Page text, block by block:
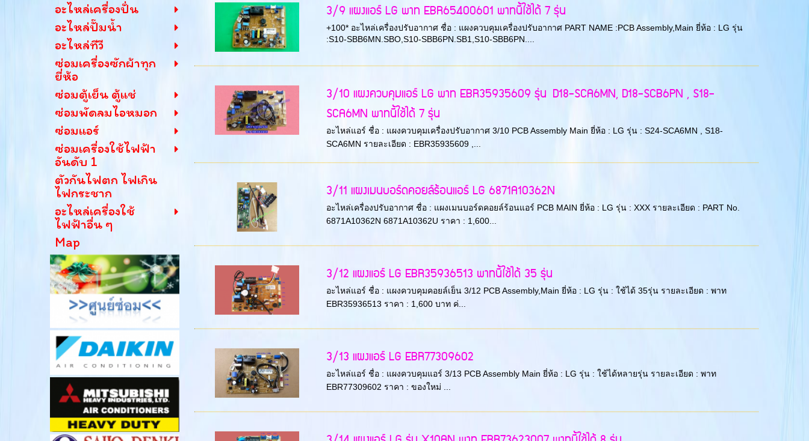
อะไหล่เครื่องปั่น
อะไหล่ปั๊มน้ำ
อะไหล่ทีวี
ซ่อมเครื่องซักผ้าทุก
ยี่ห้อ
ซ่อมตู้เย็น ตู้แช่
ซ่อมพัดลมไอหมอก
ซ่อมแอร์
ซ่อมเครื่องใช้ไฟฟ้า
อันดับ 1
ตัวกันไฟตก ไฟเกิน
ไฟกระชาก
อะไหล่เครื่องใช้
ไฟฟ้าอื่น ๆ
Map
3/9 แผงแอร์ LG พาท EBR65400601 พาทนี้ใช้ได้ 7 รุ่น
+100* อะไหล่เครื่องปรับอากาศ ชื่อ : แผงควบคุมเครื่องปรับอากาศ PART NAME :PCB Assembly,Main ยี่ห้อ : LG รุ่น
:S10-SBB6MN.SBO,S10-SBB6PN.SB1,S10-SBB6PN....
3/10 แผงควบคุมแอร์ LG พาท EBR35935609 รุ่น D18-SCA6MN, D18-SCB6PN , S18-
SCA6MN พาทนี้ใช้ได้ 7 รุ่น
อะไหล่แอร์ ชื่อ : แผงควบคุมเครื่องปรับอากาศ 3/10 PCB Assembly Main ยี่ห้อ : LG รุ่น : S24-SCA6MN , S18-
SCA6MN รายละเอียด : EBR35935609 ,...
3/11 แผงเมนบอร์ดคอยล์ร้อนแอร์ LG 6871A10362N
อะไหล่เครื่องปรับอากาศ ชื่อ : แผงเมนบอร์ดคอยล์ร้อนแอร์ PCB MAIN ยี่ห้อ : LG รุ่น : XXX รายละเอียด : PART No.
6871A10362N 6871A10362U ราคา : 1,600...
3/12 แผงแอร์ LG EBR35936513 พาทนี้ใช้ได้ 35 รุ่น
อะไหล่แอร์ ชื่อ : แผงควบคุมคอยล์เย็น 3/12 PCB Assembly,Main ยี่ห้อ : LG รุ่น : ใช้ได้ 35รุ่น รายละเอียด : พาท
EBR35936513 ราคา : 1,600 บาท ค่...
3/13 แผงแอร์ LG EBR77309602
อะไหล่แอร์ ชื่อ : แผงควบคุมแอร์ 3/13 PCB Assembly Main ยี่ห้อ : LG รุ่น : ใช้ได้หลายรุ่น รายละเอียด : พาท
EBR77309602 ราคา : ของใหม่ ...